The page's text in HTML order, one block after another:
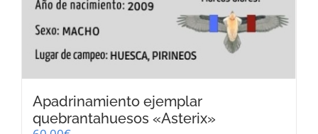
Apadrinamiento ejemplar
quebrantahuesos «Asterix»